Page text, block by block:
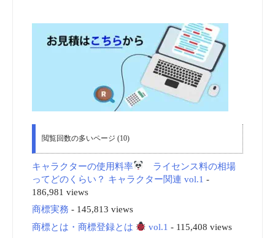
閲覧回数の多いページ (10)
キャラクターの使用料率
ライセンス料の相場
ってどのくらい？ キャラクター関連 vol.1 -
186,981 views
商標実務 - 145,813 views
商標とは・商標登録とは
vol.1 - 115,408 views